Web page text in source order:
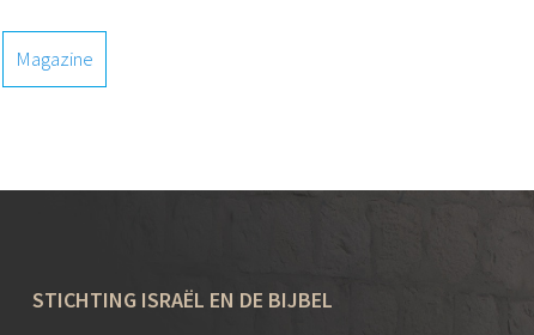
Magazine
STICHTING ISRAËL EN DE BIJBEL